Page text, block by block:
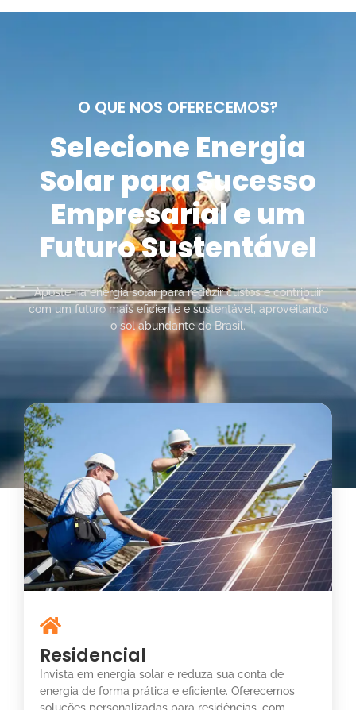
O QUE NOS OFERECEMOS?
Selecione Energia
Solar para Sucesso
Empresarial e um
Futuro Sustentável
Aposte na energia solar para reduzir custos e contribuir
com um futuro mais eficiente e sustentável, aproveitando
o sol abundante do Brasil.
Residencial
Invista em energia solar e reduza sua conta de
energia de forma prática e eficiente. Oferecemos